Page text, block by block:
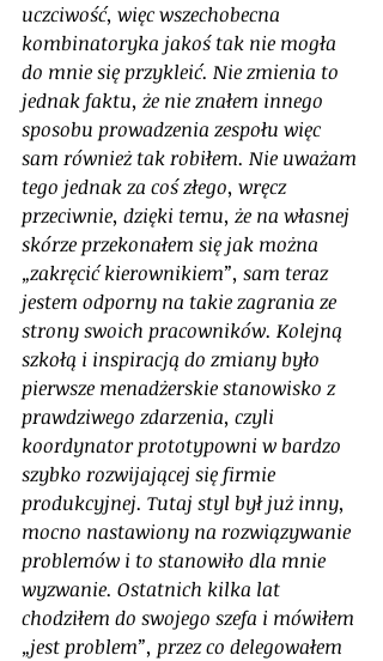
uczciwość, więc wszechobecna
kombinatoryka jakoś tak nie mogła
do mnie się przykleić. Nie zmienia to
jednak faktu, że nie znałem innego
sposobu prowadzenia zespołu więc
sam również tak robiłem. Nie uważam
tego jednak za coś złego, wręcz
przeciwnie, dzięki temu, że na własnej
skórze przekonałem się jak można
„zakręcić kierownikiem”, sam teraz
jestem odporny na takie zagrania ze
strony swoich pracowników. Kolejną
szkołą i inspiracją do zmiany było
pierwsze menadżerskie stanowisko z
prawdziwego zdarzenia, czyli
koordynator prototypowni w bardzo
szybko rozwijającej się firmie
produkcyjnej. Tutaj styl był już inny,
mocno nastawiony na rozwiązywanie
problemów i to stanowiło dla mnie
wyzwanie. Ostatnich kilka lat
chodziłem do swojego szefa i mówiłem
„jest problem”, przez co delegowałem